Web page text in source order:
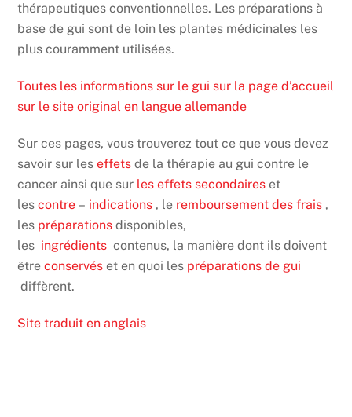
thérapeutiques conventionnelles. Les préparations à
base de gui sont de loin les plantes médicinales les
plus couramment utilisées.
Toutes les informations sur le gui sur la page d’accueil
sur le site original en langue allemande
Sur ces pages, vous trouverez tout ce que vous devez
savoir sur leseffets de la thérapie au gui contre le
cancer ainsi que sur les effets secondaires et
lescontre – indications , le remboursement des frais ,
les préparations disponibles,
les ingrédients contenus, la manière dont ils doivent
êtreconservés et en quoi les préparations de gui
diffèrent.
Site traduit en anglais